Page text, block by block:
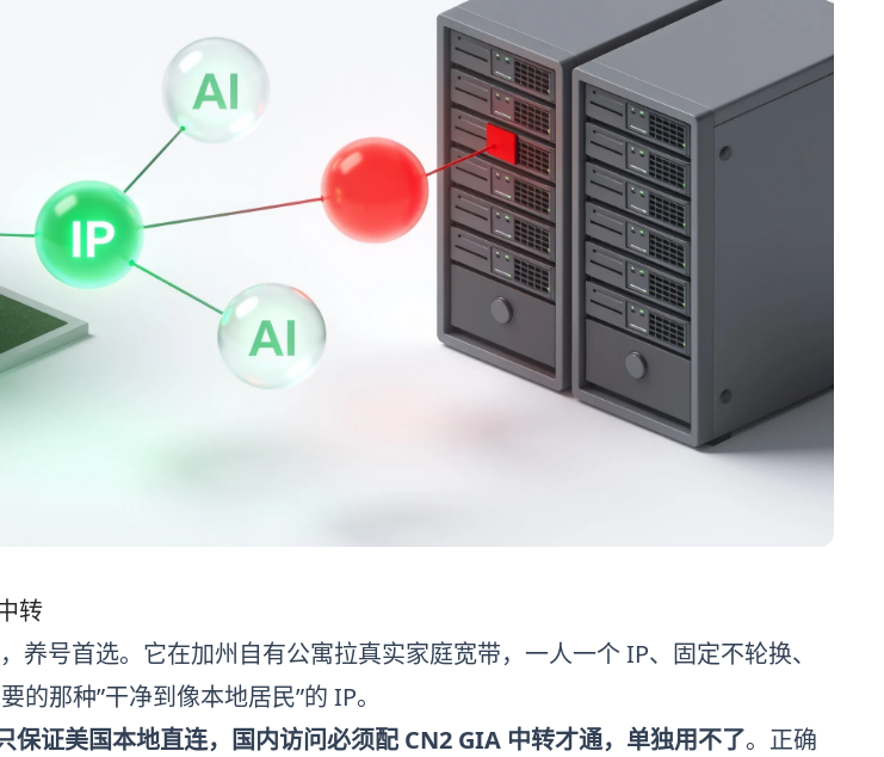
转
养号首选。它在加州自有公寓拉真实家庭宽带，一人一个 IP、固定不轮换、
那种”干净到像本地居民”的 IP。
保证美国本地直连，国内访问必须配 CN2 GIA 中转才通，单独用不了。正确